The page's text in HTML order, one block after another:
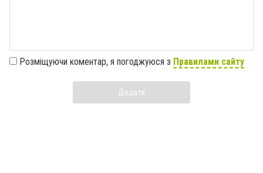
Розміщуючи коментар, я погоджуюся з Правилами сайту
Додати